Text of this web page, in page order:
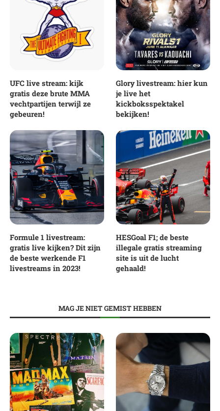
UFC live stream: kijk
gratis deze brute MMA
vechtpartijen terwijl ze
gebeuren!
Glory livestream: hier kun
je live het
kickboksspektakel
bekijken!
Formule 1 livestream:
gratis live kijken? Dit zijn
de beste werkende F1
livestreams in 2023!
HESGoal F1; de beste
illegale gratis streaming
site is uit de lucht
gehaald!
MAG JE NIET GEMIST HEBBEN